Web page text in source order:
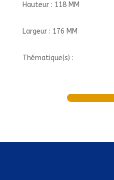
Hauteur : 118 MM
Largeur : 176 MM
Thématique(s) :